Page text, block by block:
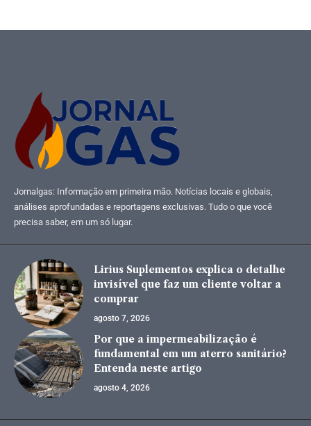
Jornalgas: Informação em primeira mão. Notícias locais e globais,
análises aprofundadas e reportagens exclusivas. Tudo o que você
precisa saber, em um só lugar.
Lirius Suplementos explica o detalhe
invisível que faz um cliente voltar a
comprar
agosto 7, 2026
Por que a impermeabilização é
fundamental em um aterro sanitário?
Entenda neste artigo
agosto 4, 2026